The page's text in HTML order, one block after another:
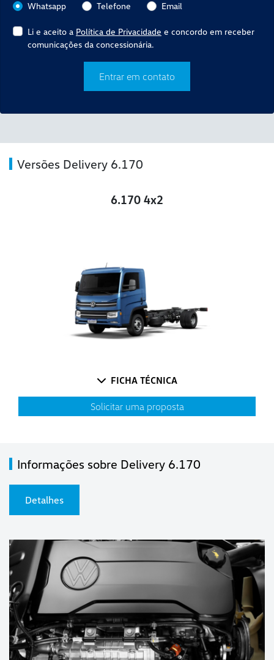
Whatsapp
Telefone Email
Li e aceito a Política de Privacidade e concordo em receber
comunicações da concessionária.
Entrar em contato
Versões Delivery 6.170
6.170 4x2
FICHA TÉCNICA
Solicitar uma proposta
Informações sobre Delivery 6.170
Detalhes